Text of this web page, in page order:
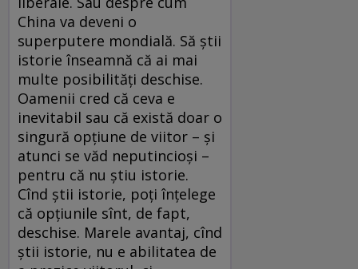
China va deveni o
superputere mondială. Să știi
istorie înseamnă că ai mai
multe posibilități deschise.
Oamenii cred că ceva e
inevitabil sau că există doar o
singură opțiune de viitor – și
atunci se văd neputincioși –
pentru că nu știu istorie.
Cînd știi istorie, poți înțelege
că opțiunile sînt, de fapt,
deschise. Marele avantaj, cînd
știi istorie, nu e abilitatea de